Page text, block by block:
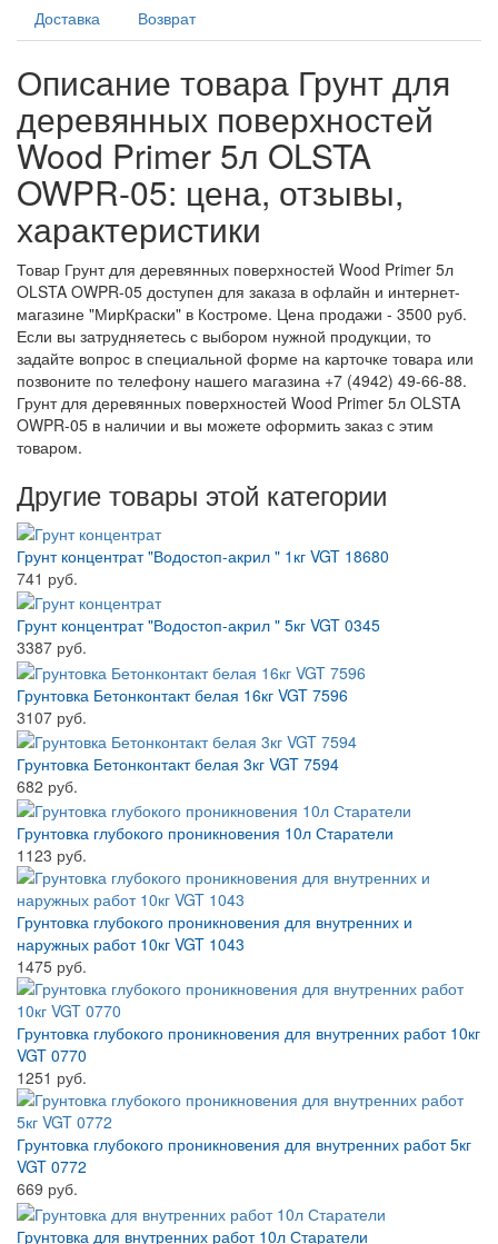
Доставка Возврат
Описание товара Грунт для
деревянных поверхностей
Wood Primer 5л OLSTA
OWPR-05: цена, отзывы,
характеристики
Товар Грунт для деревянных поверхностей Wood Primer 5л
OLSTA OWPR-05 доступен для заказа в офлайн и интернет-
магазине "МирКраски" в Костроме. Цена продажи - 3500 руб.
Если вы затрудняетесь с выбором нужной продукции, то
задайте вопрос в специальной форме на карточке товара или
позвоните по телефону нашего магазина +7 (4942) 49-66-88.
Грунт для деревянных поверхностей Wood Primer 5л OLSTA
OWPR-05 в наличии и вы можете оформить заказ с этим
товаром.
Другие товары этой категории
Грунт концентрат "Водостоп-акрил " 1кг VGT 18680
741 руб.
Грунт концентрат "Водостоп-акрил " 5кг VGT 0345
3387 руб.
Грунтовка Бетонконтакт белая 16кг VGT 7596
3107 руб.
Грунтовка Бетонконтакт белая 3кг VGT 7594
682 руб.
Грунтовка глубокого проникновения 10л Старатели
1123 руб.
Грунтовка глубокого проникновения для внутренних и
наружных работ 10кг VGT 1043
1475 руб.
Грунтовка глубокого проникновения для внутренних работ 10кг
VGT 0770
1251 руб.
Грунтовка глубокого проникновения для внутренних работ 5кг
VGT 0772
669 руб.
Грунтовка для внутренних работ 10л Старатели